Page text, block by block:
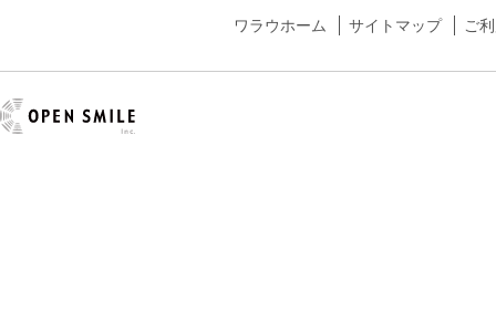
ワラウホーム サイトマップ ご